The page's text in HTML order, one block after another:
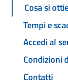
Cosa si
Tempi e
Accedi al
Condizioni
Contatti